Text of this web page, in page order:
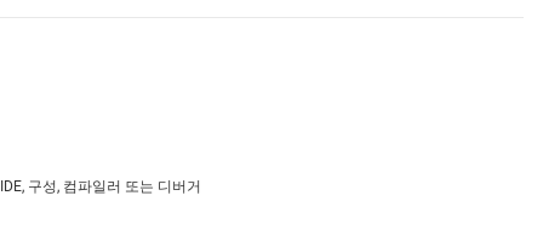
IDE, 구성, 컴파일러 또는 디버거